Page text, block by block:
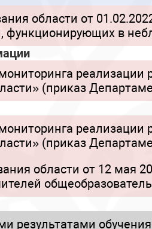
области от
функционирующих в
реализации
(приказ
реализации
(приказ
области от 12 мая
результатами обучения